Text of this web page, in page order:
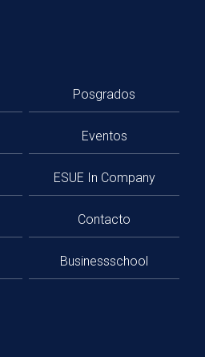
Posgrados
Eventos
ESUE In Company
Contacto
Businessschool